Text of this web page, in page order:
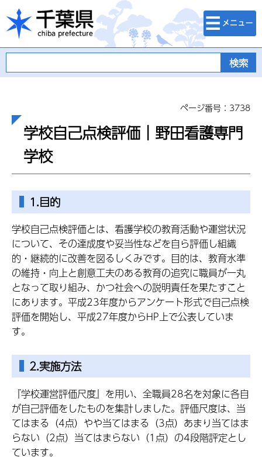
千葉県
検索・メニュ
ー
ページ番号：3738
学校自己点検評価｜野田看護専門
学校
1.目的
学校自己点検評価とは、看護学校の教育活動や運営状況
について、その達成度や妥当性などを自ら評価し組織
的・継続的に改善を図るしくみです。目的は、教育水準
の維持・向上と創意工夫のある教育の追究に職員が一丸
となって取り組み、かつ社会への説明責任を果たすこと
にあります。平成23年度からアンケート形式で自己点検
評価を開始し、平成27年度からHP上で公表していま
す。
2.実施方法
『学校運営評価尺度』を用い、全職員28名を対象に各自
が自己評価をしたものを集計しました。評価尺度は、当
てはまる（4点）やや当てはまる（3点）あまり当てはま
らない（2点）当てはまらない（1点）の4段階評定とし
ています。